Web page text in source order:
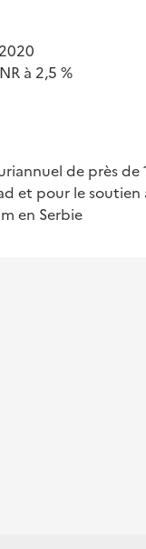
à 2,5 %
de près de
et pour le soutien
en Serbie